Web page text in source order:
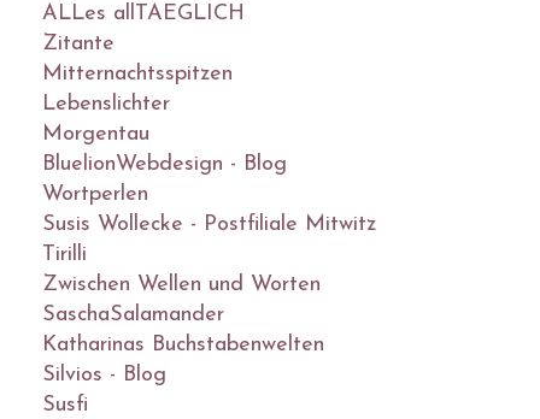
ALLes allTAEGLICH
Zitante
Mitternachtsspitzen
Lebenslichter
Morgentau
BluelionWebdesign - Blog
Wortperlen
Susis Wollecke - Postfiliale Mitwitz
Tirilli
Zwischen Wellen und Worten
SaschaSalamander
Katharinas Buchstabenwelten
Silvios - Blog
Susfi